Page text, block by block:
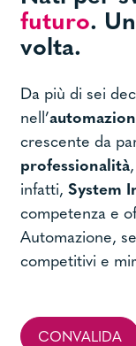
futuro.
volta.
Da più di sei
nell’
crescente da
professionalità,
infatti, System
competenza e
Automazione,
competitivi e
CONVALIDA